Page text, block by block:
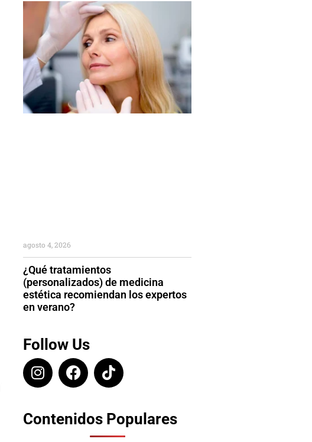
¿Qué tratamientos
(personalizados) de medicina
estética recomiendan los expertos
en verano?
agosto 4, 2026
Follow Us
Contenidos Populares